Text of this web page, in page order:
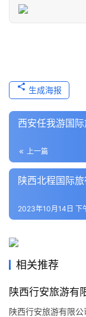
历
史
导
游
之
家
地
生
游
城
生成海报
西安任我游国
上一篇
陕西北程国际
2023年10月14日 下
相关推荐
陕西行安旅游有
陕西行安旅游有限公